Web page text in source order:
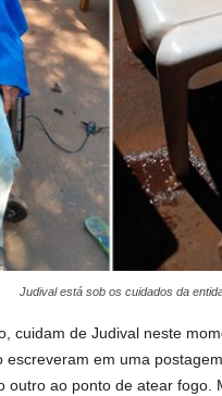
Judival está sob os cuidados da
cuidam de Judival neste
em uma
outro ao ponto de atear fogo.